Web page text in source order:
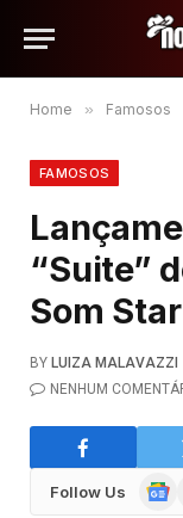
Home » Famosos
FAMOSOS
“Suite”
Som
BY LUIZA MALAVAZZI
NENHUM
Follow Us